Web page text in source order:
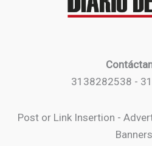
3138282538 -
Post or Link Insertion -
Banners